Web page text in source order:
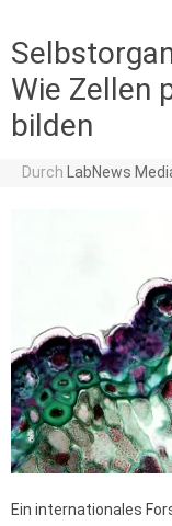
Wie Zellen
bilden
Durch LabNews
Ein internationales